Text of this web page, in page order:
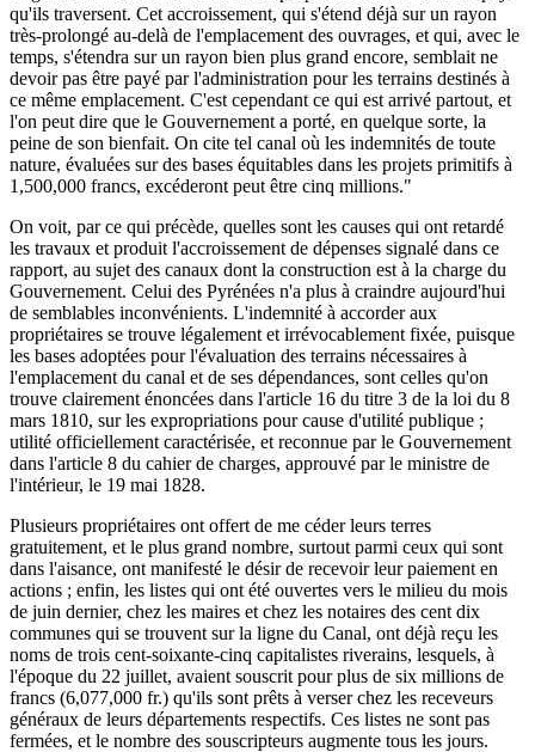
qu'ils traversent. Cet accroissement, qui s'étend déjà sur un rayon
très-prolongé au-delà de l'emplacement des ouvrages, et qui, avec le
temps, s'étendra sur un rayon bien plus grand encore, semblait ne
devoir pas être payé par l'administration pour les terrains destinés à
ce même emplacement. C'est cependant ce qui est arrivé partout, et
l'on peut dire que le Gouvernement a porté, en quelque sorte, la
peine de son bienfait. On cite tel canal où les indemnités de toute
nature, évaluées sur des bases équitables dans les projets primitifs à
1,500,000 francs, excéderont peut être cinq millions."
On voit, par ce qui précède, quelles sont les causes qui ont retardé
les travaux et produit l'accroissement de dépenses signalé dans ce
rapport, au sujet des canaux dont la construction est à la charge du
Gouvernement. Celui des Pyrénées n'a plus à craindre aujourd'hui
de semblables inconvénients. L'indemnité à accorder aux
propriétaires se trouve légalement et irrévocablement fixée, puisque
les bases adoptées pour l'évaluation des terrains nécessaires à
l'emplacement du canal et de ses dépendances, sont celles qu'on
trouve clairement énoncées dans l'article 16 du titre 3 de la loi du 8
mars 1810, sur les expropriations pour cause d'utilité publique ;
utilité officiellement caractérisée, et reconnue par le Gouvernement
dans l'article 8 du cahier de charges, approuvé par le ministre de
l'intérieur, le 19 mai 1828.
Plusieurs propriétaires ont offert de me céder leurs terres
gratuitement, et le plus grand nombre, surtout parmi ceux qui sont
dans l'aisance, ont manifesté le désir de recevoir leur paiement en
actions ; enfin, les listes qui ont été ouvertes vers le milieu du mois
de juin dernier, chez les maires et chez les notaires des cent dix
communes qui se trouvent sur la ligne du Canal, ont déjà reçu les
noms de trois cent-soixante-cinq capitalistes riverains, lesquels, à
l'époque du 22 juillet, avaient souscrit pour plus de six millions de
francs (6,077,000 fr.) qu'ils sont prêts à verser chez les receveurs
généraux de leurs départements respectifs. Ces listes ne sont pas
fermées, et le nombre des souscripteurs augmente tous les jours.